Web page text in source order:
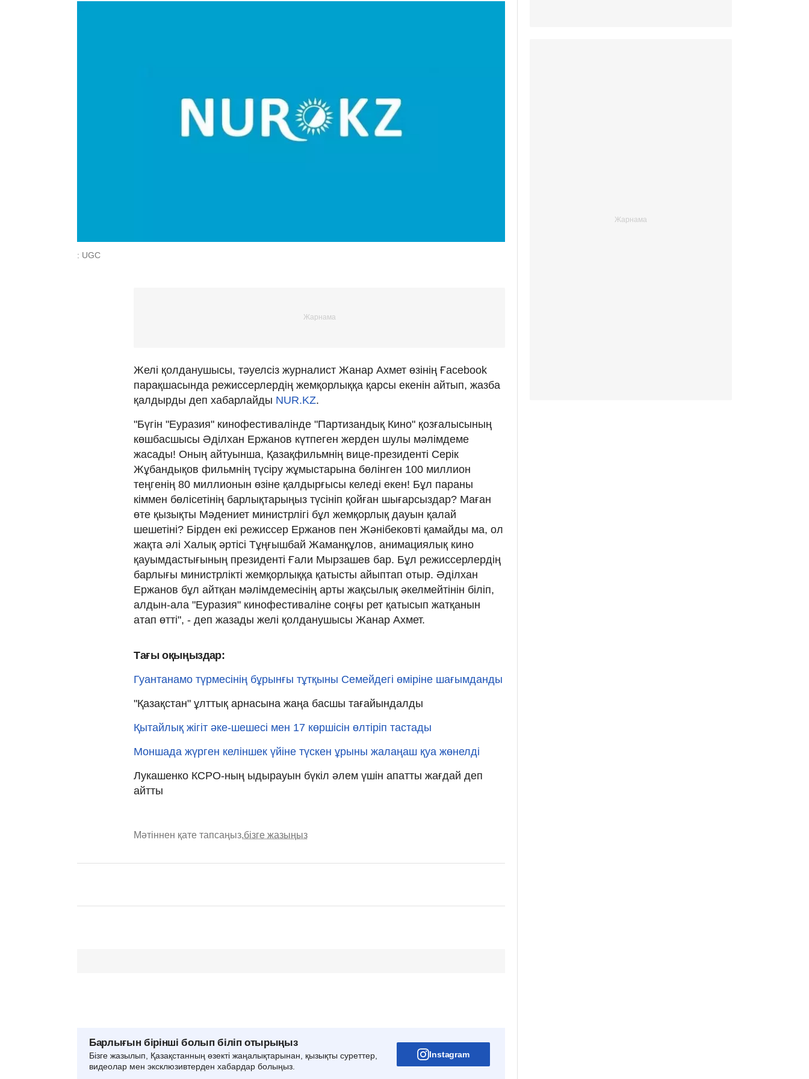
: UGC
Желі қолданушысы, тәуелсіз журналист Жанар Ахмет өзінің Ғacebook
парақшасында режиссерлердің жемқорлыққа қарсы екенін айтып, жазба
қалдырды деп хабарлайды NUR.KZ.
"Бүгін "Еуразия" кинофестивалінде "Партизандық Кино" қозғалысының
көшбасшысы Әділхан Ержанов күтпеген жерден шулы мәлімдеме
жасады! Оның айтуынша, Қазақфильмнің вице-президенті Серік
Жұбандықов фильмнің түсіру жұмыстарына бөлінген 100 миллион
теңгенің 80 миллионын өзіне қалдырғысы келеді екен! Бұл параны
кіммен бөлісетінің барлықтарыңыз түсініп қойған шығарсыздар? Маған
өте қызықты Мәдениет министрлігі бұл жемқорлық дауын қалай
шешетіні? Бірден екі режиссер Ержанов пен Жәнібековті қамайды ма, ол
жақта әлі Халық әртісі Тұңғышбай Жаманқұлов, анимациялық кино
қауымдастығының президенті Ғали Мырзашев бар. Бұл режиссерлердің
барлығы министрлікті жемқорлыққа қатысты айыптап отыр. Әділхан
Ержанов бұл айтқан мәлімдемесінің арты жақсылық әкелмейтінін біліп,
алдын-ала "Еуразия" кинофестиваліне соңғы рет қатысып жатқанын
атап өтті", - деп жазады желі қолданушысы Жанар Ахмет.
Тағы оқыңыздар:
Гуантанамо түрмесінің бұрынғы тұтқыны Семейдегі өміріне шағымданды
"Қазақстан" ұлттық арнасына жаңа басшы тағайындалды
Қытайлық жігіт әке-шешесі мен 17 көршісін өлтіріп тастады
Моншада жүрген келіншек үйіне түскен ұрыны жалаңаш қуа жөнелді
Лукашенко КСРО-ның ыдырауын бүкіл әлем үшін апатты жағдай деп
айтты
Мәтіннен қате тапсаңыз,бізге жазыңыз
Барлығын бірінші болып біліп отырыңыз
Бізге жазылып, Қазақстанның өзекті жаңалықтарынан, қызықты суреттер,
видеолар мен эксклюзивтерден хабардар болыңыз.
Instagram